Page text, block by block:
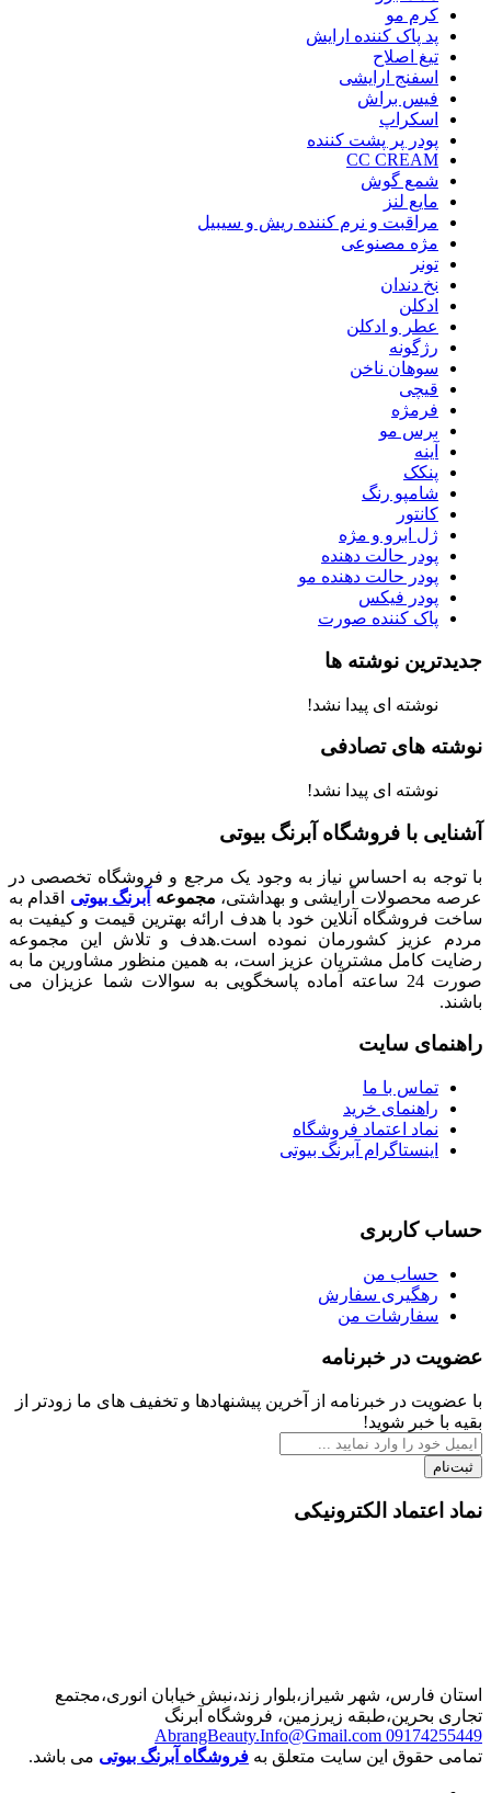
کرم مو
پد پاک کننده ارایش
تیغ اصلاح
اسفنج ارایشی
فیس براش
اسکراپ
پودر پر پشت کننده
CC CREAM
شمع گوش
مایع لنز
مراقبت و نرم کننده ریش و سیبیل
مژه مصنوعی
تونر
نخ دندان
ادکلن
عطر و ادکلن
رژگونه
سوهان ناخن
قیچی
فرمژه
برس مو
آینه
پنکک
شامپو رنگ
کانتور
ژل ابرو و مژه
پودر حالت دهنده
پودر حالت دهنده مو
پودر فیکس
پاک کننده صورت
جدیدترین نوشته ها
نوشته ای پیدا نشد!
نوشته های تصادفی
نوشته ای پیدا نشد!
آشنایی با فروشگاه آبرنگ بیوتی
با توجه به احساس نیاز به وجود یک مرجع و فروشگاه تخصصی در
عرصه محصولات آرایشی و بهداشتی، مجموعه آبرنگ بیوتی اقدام به
ساخت فروشگاه آنلاین خود با هدف ارائه بهترین قیمت و کیفیت به
مردم عزیز کشورمان نموده است.هدف و تلاش این مجموعه
رضایت کامل مشتریان عزیز است، به همین منظور مشاورین ما به
صورت 24 ساعته آماده پاسخگویی به سوالات شما عزیزان می
باشند.
راهنمای سایت
تماس با ما
راهنمای خرید
نماد اعتماد فروشگاه
اینستاگرام آبرنگ بیوتی
حساب کاربری
حساب من
رهگیری سفارش
سفارشات من
عضویت در خبرنامه
با عضویت در خبرنامه از آخرین پیشنهادها و تخفیف های ما زودتر از
بقیه با خبر شوید!
ثبت‌نام
نماد اعتماد الکترونیکی
استان فارس، شهر شیراز،بلوار زند،نبش خیابان انوری،مجتمع
تجاری بحرین،طبقه زیرزمین، فروشگاه آبرنگ
09174255449
AbrangBeauty.Info@Gmail.com
تمامی حقوق این سایت متعلق به فروشگاه آبرنگ بیوتی می باشد.